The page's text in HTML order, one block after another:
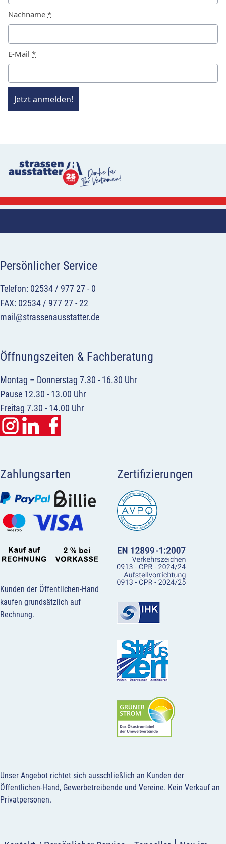
Nachname *
E-Mail *
Jetzt anmelden!
Persönlicher Service
Telefon: 02534 / 977 27 - 0
FAX: 02534 / 977 27 - 22
mail@strassenausstatter.de
Öffnungszeiten & Fachberatung
Montag – Donnerstag 7.30 - 16.30 Uhr
Pause 12.30 - 13.00 Uhr
Freitag 7.30 - 14.00 Uhr
Zahlungsarten
Kunden der Öffentlichen-Hand
kaufen grundsätzlich auf
Rechnung.
Zertifizierungen
Unser Angebot richtet sich ausschließlich an Kunden der
Öffentlichen-Hand, Gewerbetreibende und Vereine. Kein Verkauf an
Privatpersonen.